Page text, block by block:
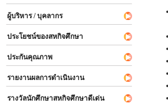
ผู้บริหาร / บุคลากร
ประโยชน์ของสหกิจศึกษา
ประกันคุณภาพ
รายงานผลการดำเนินงาน
รางวัลนักศึกษาสหกิจศึกษาดีเด่น